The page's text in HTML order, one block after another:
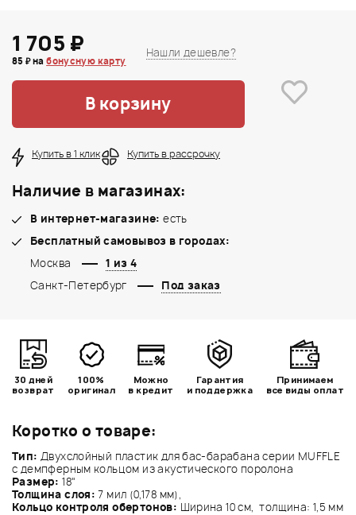
Коротко о товаре:
Тип: Двухслойный пластик для бас-барабана серии MUFFLE
с демпферным кольцом из акустического поролона
Размер:18"
Толщина слоя:7 мил (0,178 мм),
Кольцо контроля обертонов: Ширина 10 см, толщина: 1,5 мм
1 705 ₽
85 ₽ набонусную карту
Нашли дешевле?
В корзину
Купить в 1 клик Купить в рассрочку
Наличие в магазинах:
В интернет-магазине: есть
Бесплатный самовывоз в городах:
Москва
1 из 4
Санкт-Петербург
Под заказ
30 дней
возврат
100%
оригинал
Можно
в кредит
Гарантия
и поддержка
Принимаем
все виды оплат